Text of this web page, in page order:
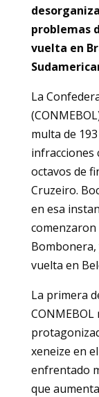
problemas
vuelta en
La
multa de
infracciones
octavos de
Cruzeiro.
en esa
comenzaron
vuelta en
La primera
xeneize en
enfrentado
que